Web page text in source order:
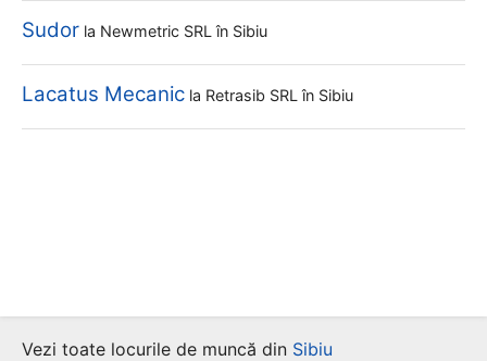
Sudor la Newmetric SRL în Sibiu
Lacatus Mecanic la Retrasib SRL în Sibiu
Vezi toate locurile de muncă din Sibiu